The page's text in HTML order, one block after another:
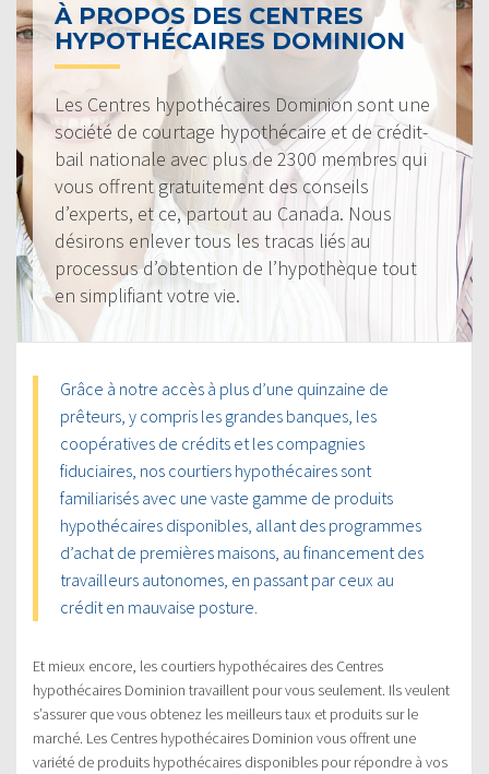
À PROPOS DES CENTRES
HYPOTHÉCAIRES DOMINION
Les Centres hypothécaires Dominion sont une
société de courtage hypothécaire et de crédit-
bail nationale avec plus de 2300 membres qui
vous offrent gratuitement des conseils
d’experts, et ce, partout au Canada. Nous
désirons enlever tous les tracas liés au
processus d’obtention de l’hypothèque tout
en simplifiant votre vie.
Grâce à notre accès à plus d’une quinzaine de
prêteurs, y compris les grandes banques, les
coopératives de crédits et les compagnies
fiduciaires, nos courtiers hypothécaires sont
familiarisés avec une vaste gamme de produits
hypothécaires disponibles, allant des programmes
d’achat de premières maisons, au financement des
travailleurs autonomes, en passant par ceux au
crédit en mauvaise posture.
Et mieux encore, les courtiers hypothécaires des Centres
hypothécaires Dominion travaillent pour vous seulement. Ils veulent
s’assurer que vous obtenez les meilleurs taux et produits sur le
marché. Les Centres hypothécaires Dominion vous offrent une
variété de produits hypothécaires disponibles pour répondre à vos